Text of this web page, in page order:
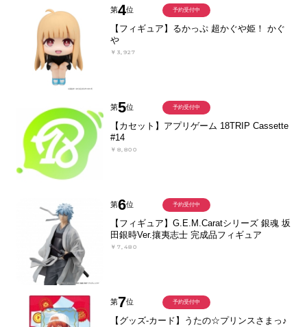
第4位
【フィギュア】るかっぷ 超かぐや姫！ かぐ
や
￥3,927
予約受付中
第5位
【カセット】アプリゲーム 18TRIP Cassette
#14
￥8,800
予約受付中
第6位
【フィギュア】G.E.M.Caratシリーズ 銀魂 坂
田銀時Ver.攘夷志士 完成品フィギュア
￥7,480
予約受付中
第7位
【グッズ-カード】うたの☆プリンスさまっ♪
予約受付中